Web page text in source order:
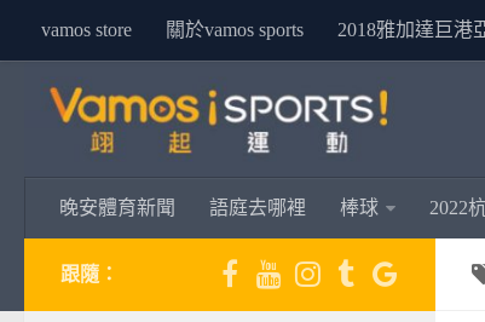
vamos store 關於vamos sports 2018雅加達巨港
晚安體育新聞 語庭去哪裡 棒球 2022
跟隨：